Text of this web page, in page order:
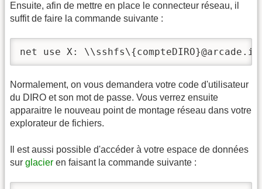
Ensuite, afin de mettre en place le connecteur réseau, il
suffit de faire la commande suivante :
net use X:
Normalement, on vous demandera votre code d'utilisateur
du DIRO et son mot de passe. Vous verrez ensuite
apparaitre le nouveau point de montage réseau dans votre
explorateur de fichiers.
Il est aussi possible d'accéder à votre espace de données
sur glacier en faisant la commande suivante :